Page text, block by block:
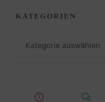
KATEGORIEN